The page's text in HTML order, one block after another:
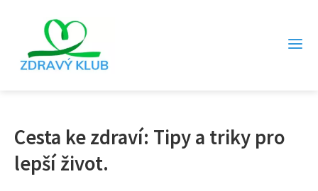
Cesta ke zdraví: Tipy a triky pro
lepší život.